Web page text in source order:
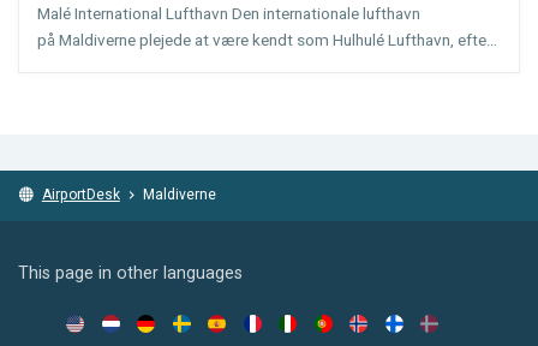
Malé International Lufthavn Den internationale lufthavn
på Maldiverne plejede at være kendt som Hulhulé Lufthavn, efter
AirportDesk Maldiverne
This page in other languages